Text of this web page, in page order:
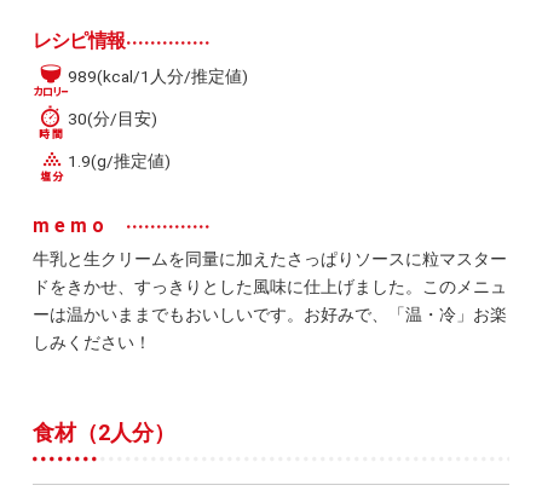
レシピ情報
989(kcal/1人分/推定値)
30(分/目安)
1.9(g/推定値)
memo
牛乳と生クリームを同量に加えたさっぱりソースに粒マスター
ドをきかせ、すっきりとした風味に仕上げました。このメニュ
ーは温かいままでもおいしいです。お好みで、「温・冷」お楽
しみください！
食材（2人分）